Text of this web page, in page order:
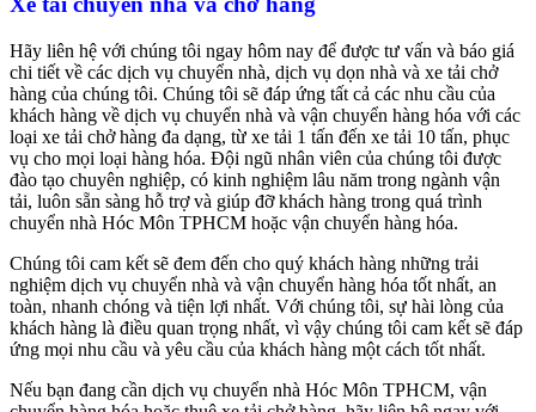
Hãy liên hệ với chúng tôi ngay hôm nay để được tư vấn và báo giá
chi tiết về các dịch vụ chuyển nhà, dịch vụ dọn nhà và xe tải chở
hàng của chúng tôi. Chúng tôi sẽ đáp ứng tất cả các nhu cầu của
khách hàng về dịch vụ chuyển nhà và vận chuyển hàng hóa với các
loại xe tải chở hàng đa dạng, từ xe tải 1 tấn đến xe tải 10 tấn, phục
vụ cho mọi loại hàng hóa. Đội ngũ nhân viên của chúng tôi được
đào tạo chuyên nghiệp, có kinh nghiệm lâu năm trong ngành vận
tải, luôn sẵn sàng hỗ trợ và giúp đỡ khách hàng trong quá trình
chuyển nhà Hóc Môn TPHCM hoặc vận chuyển hàng hóa.
Chúng tôi cam kết sẽ đem đến cho quý khách hàng những trải
nghiệm dịch vụ chuyển nhà và vận chuyển hàng hóa tốt nhất, an
toàn, nhanh chóng và tiện lợi nhất. Với chúng tôi, sự hài lòng của
khách hàng là điều quan trọng nhất, vì vậy chúng tôi cam kết sẽ đáp
ứng mọi nhu cầu và yêu cầu của khách hàng một cách tốt nhất.
Nếu bạn đang cần dịch vụ chuyển nhà Hóc Môn TPHCM, vận